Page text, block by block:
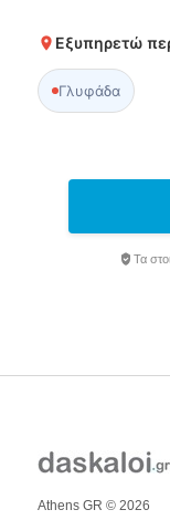
Εξυπηρετώ
Γλυφάδα
Τα
Athens GR © 2026